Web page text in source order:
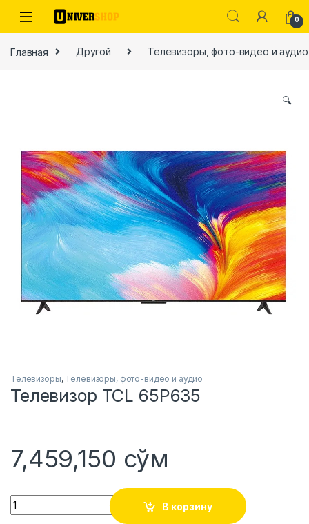
Skip to navigation
Skip to content
0
Главная Другой Телевизоры, фото-видео и аудио
🔍
Телевизоры, Телевизоры, фото-видео и аудио
Телевизор TCL 65P635
7,459,150 сўм
Quantity
В корзину